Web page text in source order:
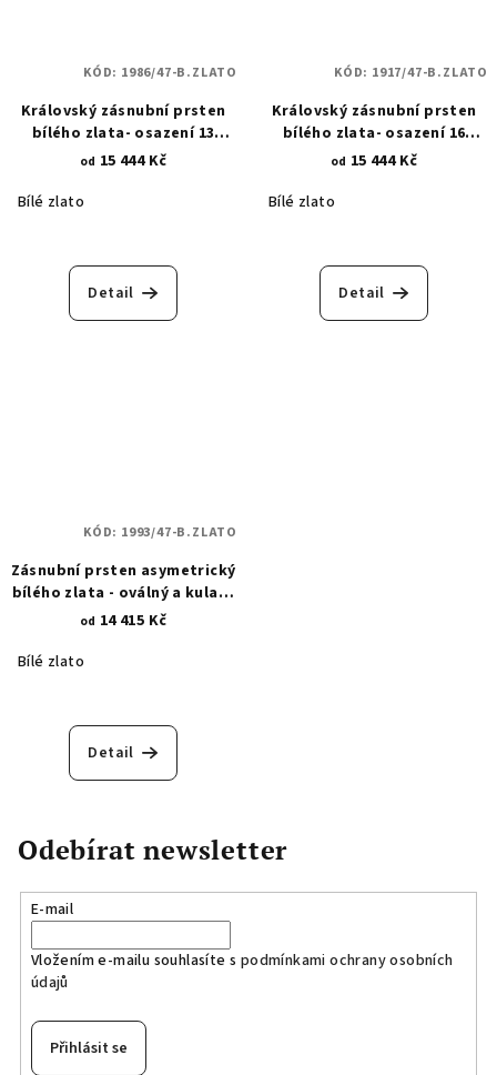
Královský zásnubní prsten
bílého zlata- osazení 13
kulatými zirkony 1986
od 15 444 Kč
Bílé zlato
Detail
KÓD: 1986/47-B.ZLATO
Královský zásnubní prsten
bílého zlata- osazení 16
kulatými zirkony a oválného
od 15 444 Kč
Bílé zlato
Detail
KÓD: 1917/47-B.ZLATO
Zásnubní prsten asymetrický
bílého zlata - oválný a kulatý
zirkon 1993
od 14 415 Kč
Bílé zlato
Detail
KÓD: 1993/47-B.ZLATO
Odebírat newsletter
E-mail
Vložením e-mailu souhlasíte s podmínkami ochrany osobních
údajů
Přihlásit se